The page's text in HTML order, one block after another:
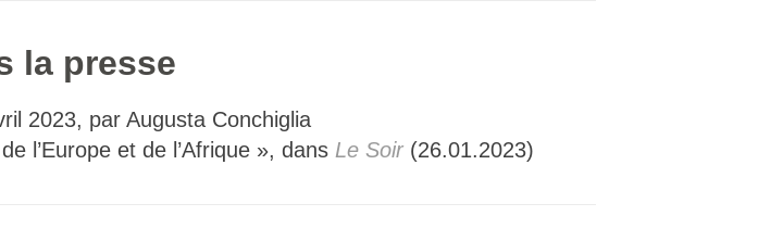
la presse
2023, par Augusta Conchiglia
l’Europe et de l’Afrique », dans Le Soir (26.01.2023)